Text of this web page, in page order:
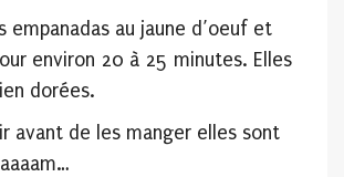
empanadas au jaune d’oeuf et
environ 20 à 25 minutes. Elles
dorées.
avant de les manger elles sont